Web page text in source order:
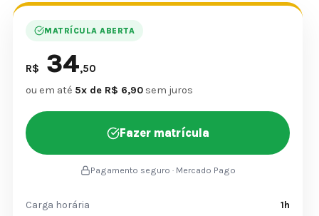
MATRÍCULA ABERTA
R$ 34,50
ou em até 5x de R$ 6,90 sem juros
Fazer matrícula
Pagamento seguro · Mercado Pago
Carga horária 1h